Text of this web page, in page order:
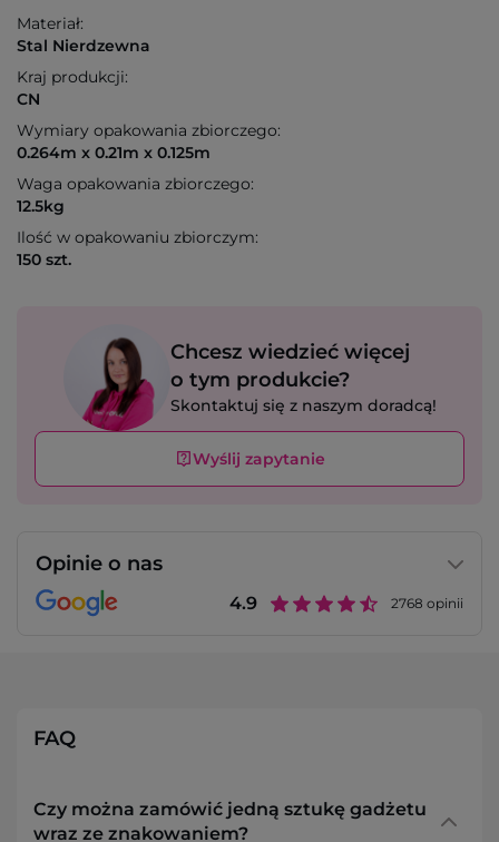
Materiał:
Stal Nierdzewna
Kraj produkcji:
CN
Wymiary opakowania zbiorczego:
0.264m x 0.21m x 0.125m
Waga opakowania zbiorczego:
12.5kg
Ilość w opakowaniu zbiorczym:
150 szt.
Chcesz wiedzieć więcej
o tym produkcie?
Skontaktuj się z naszym doradcą!
Wyślij zapytanie
Opinie o nas
4.9 2768 opinii
FAQ
Czy można zamówić jedną sztukę gadżetu
wraz ze znakowaniem?